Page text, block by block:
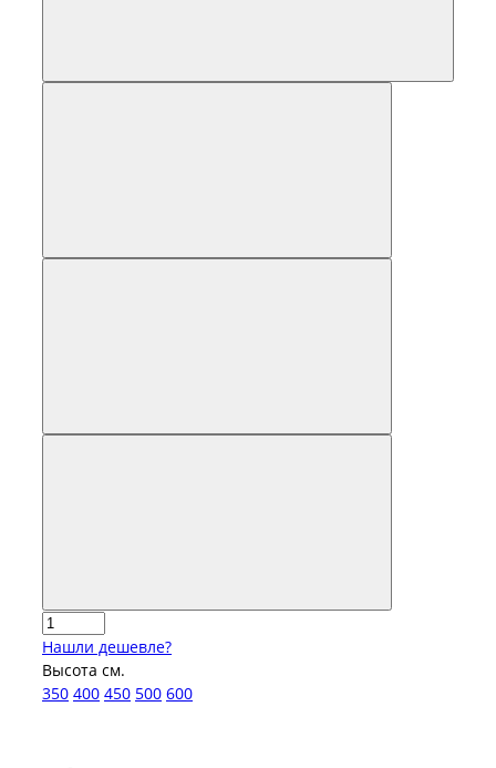
Нашли дешевле?
Высота см.
350 400 450 500 600